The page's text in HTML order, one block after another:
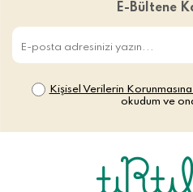
E-Bültene
Kişisel Verilerin
okudum ve